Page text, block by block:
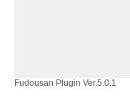
Fudousan Plugin Ver.5.0.1